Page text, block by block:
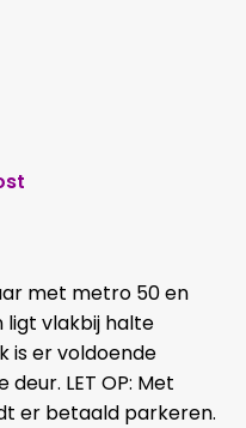
met metro 50 en
ligt vlakbij halte
is er voldoende
LET OP: Met
er betaald parkeren.